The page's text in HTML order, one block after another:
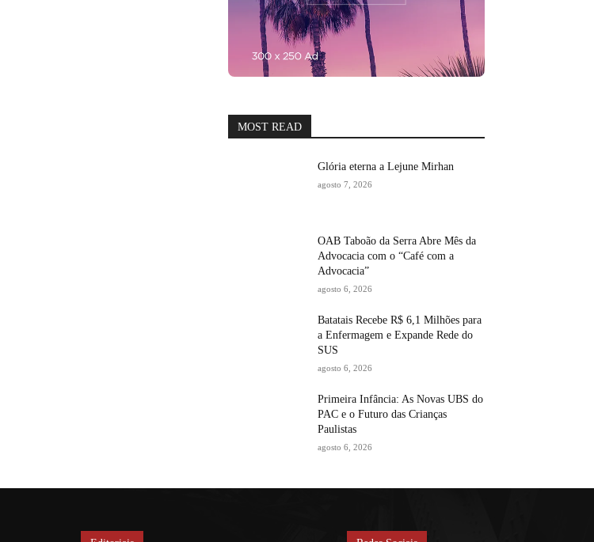
MOST READ
Glória eterna a Lejune Mirhan
agosto 7, 2026
OAB Taboão da Serra Abre Mês da
Advocacia com o “Café com a
Advocacia”
agosto 6, 2026
Batatais Recebe R$ 6,1 Milhões para
a Enfermagem e Expande Rede do
SUS
agosto 6, 2026
Primeira Infância: As Novas UBS do
PAC e o Futuro das Crianças
Paulistas
agosto 6, 2026